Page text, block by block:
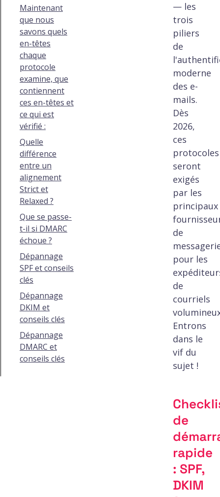
Maintenant
que nous
savons quels
en-têtes
chaque
protocole
examine, que
contiennent
ces en-têtes et
ce qui est
vérifié :
Quelle
différence
entre un
alignement
Strict et
Relaxed ?
Que se passe-
t-il si DMARC
échoue ?
Dépannage
SPF et conseils
clés
Dépannage
DKIM et
conseils clés
Dépannage
DMARC et
conseils clés
— les
trois
piliers
de
moderne
des e-
mails.
Dès
2026,
ces
protocoles
seront
exigés
par les
principaux
de
pour les
de
courriels
Entrons
dans le
vif du
sujet !
de
rapide
: SPF,
DKIM